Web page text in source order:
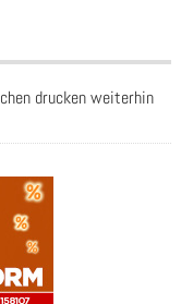
drucken weiterhin